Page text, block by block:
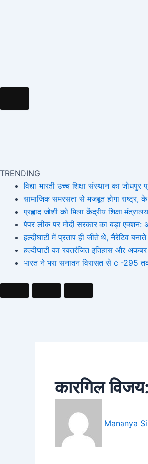
TRENDING
विद्या भारती उच्च शिक्षा संस्थान का जोधपुर
सामाजिक समरसता से मजबूत होगा राष्ट्र, के
प्रह्लाद जोशी को मिला केंद्रीय शिक्षा
पेपर लीक पर मोदी सरकार का बड़ा
हल्दीघाटी में प्रताप ही जीते थे, नैरेटिव
हल्दीघाटी का रक्तरंजित इतिहास और
भारत ने भरा सनातन विरासत से c -295
कारगिल
Mananya